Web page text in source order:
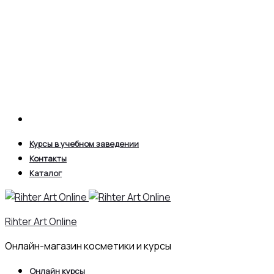
Курсы в учебном заведении
Контакты
Каталог
Rihter Art Online
Онлайн-магазин косметики и курсы
Онлайн курсы